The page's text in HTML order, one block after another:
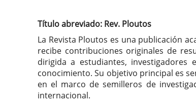
Título abreviado: Rev. Ploutos
La Revista Ploutos es una publicación
recibe contribuciones originales de
dirigida a estudiantes,
conocimiento. Su objetivo principal es
en el marco de semilleros de
internacional.